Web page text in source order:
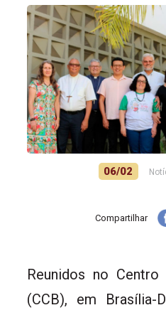
06/02
Compartilhar
Reunidos no
(CCB), em